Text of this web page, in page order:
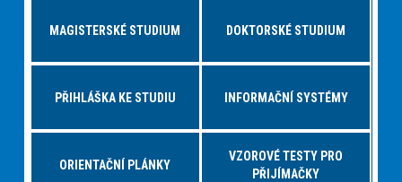
MAGISTERSKÉ STUDIUM DOKTORSKÉ STUDIUM
PŘIHLÁŠKA KE STUDIU INFORMAČNÍ SYSTÉMY
ORIENTAČNÍ PLÁNKY
VZOROVÉ TESTY PRO
PŘIJÍMAČKY